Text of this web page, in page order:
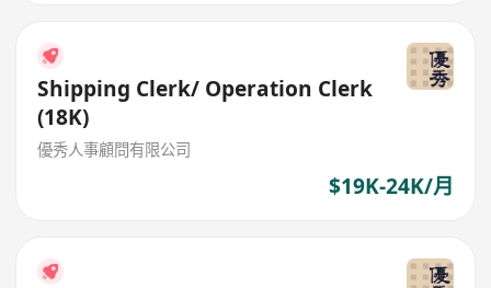
Shipping Clerk/ Operation Clerk
(18K)
優秀人事顧問有限公司
$19K-24K/月